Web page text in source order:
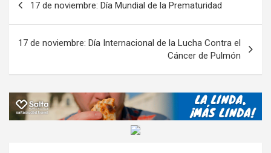
o
k
p
p
m
M
ail
er
ar
tir
entradas
17 de noviembre: Día Mundial de la Prematuridad
17 de noviembre: Día Internacional de la Lucha Contra el
Cáncer de Pulmón